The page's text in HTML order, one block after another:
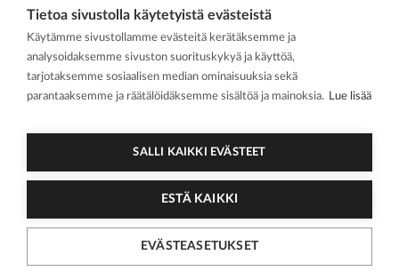
Uutiset
Ihmiset
På svenska
Kirjoitusohjeet
Suomen Hammaslääkäriliitto
Hammaslääkärilehti
oste
Tietoa sivustolla käytetyistä evästeistä
Käytämme sivustollamme evästeitä kerätäksemme ja
analysoidaksemme sivuston suorituskykyä ja käyttöä,
tarjotaksemme sosiaalisen median ominaisuuksia sekä
parantaaksemme ja räätälöidäksemme sisältöä ja mainoksia. Lue lisää
SALLI KAIKKI EVÄSTEET
ESTÄ KAIKKI
EVÄSTEASETUKSET